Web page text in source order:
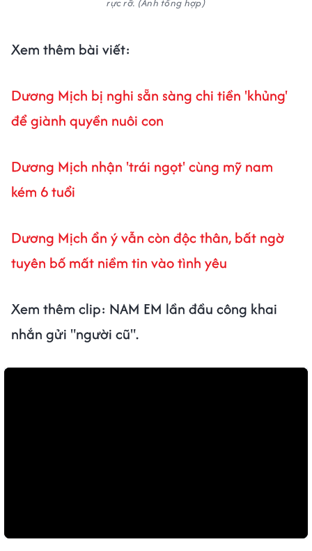
rực rỡ. (Ảnh tổng hợp)
Xem thêm bài viết:
Dương Mịch bị nghi sẵn sàng chi tiền 'khủng'
để giành quyền nuôi con
Dương Mịch nhận 'trái ngọt' cùng mỹ nam
kém 6 tuổi
Dương Mịch ẩn ý vẫn còn độc thân, bất ngờ
tuyên bố mất niềm tin vào tình yêu
Xem thêm clip: NAM EM lần đầu công khai
nhắn gửi "người cũ".